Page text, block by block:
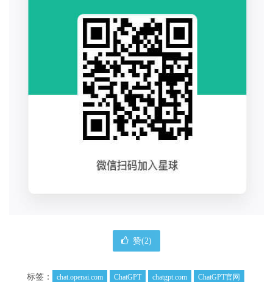
赞(2)
标签： chat.openai.com ChatGPT chatgpt.com ChatGPT官网